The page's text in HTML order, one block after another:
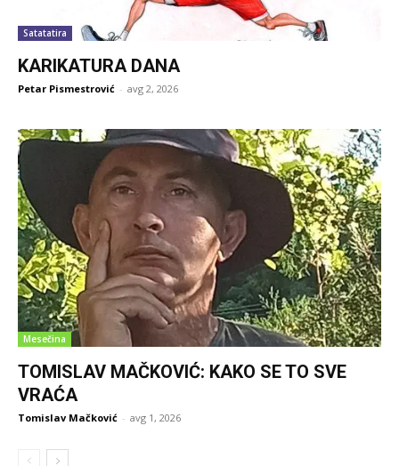
Satatatira
KARIKATURA DANA
Petar Pismestrović - avg 2, 2026
Mesečina
TOMISLAV MAČKOVIĆ: KAKO SE TO SVE
VRAĆA
Tomislav Mačković - avg 1, 2026